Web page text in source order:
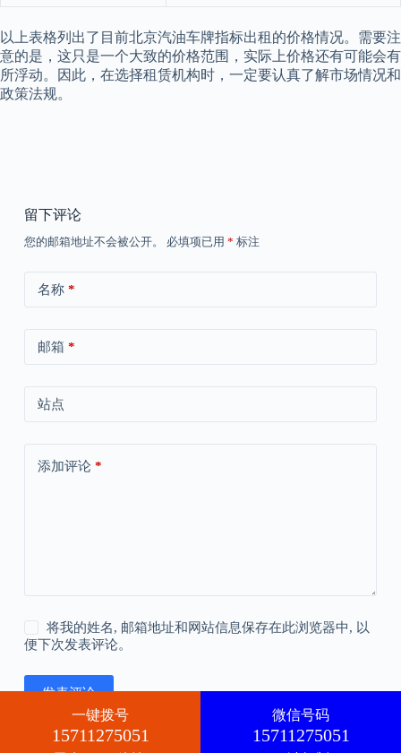
以上表格列出了目前北京汽油车牌指标出租的价格情况。需要注
意的是，这只是一个大致的价格范围，实际上价格还有可能会有
所浮动。因此，在选择租赁机构时，一定要认真了解市场情况和
政策法规。
留下评论
您的邮箱地址不会被公开。 必填项已用 * 标注
名称*
邮箱 *
站点
添加评论*
将我的姓名, 邮箱地址和网站信息保存在此浏览器中, 以
便下次发表评论。
发表评论
一键拨号
15711275051
微信号码
15711275051